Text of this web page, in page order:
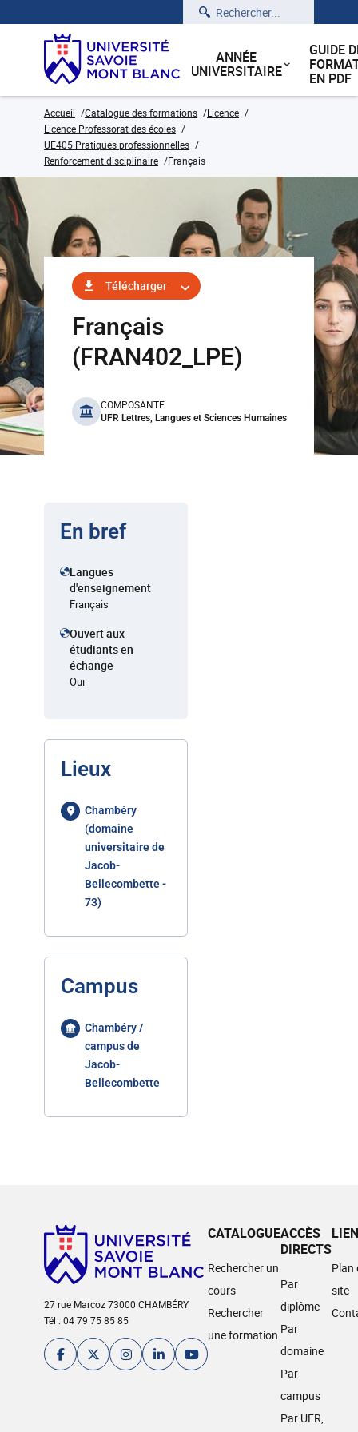
Rechercher
ANNÉE
UNIVERSITAIRE
GUIDE
EN PDF
Accueil Catalogue des formations
Licence
Licence Professorat des écoles
UE405 Pratiques professionnelles
Renforcement disciplinaire
Français
Télécharger
Français
(FRAN402_LPE)
benefits
COMPOSANTE
UFR Lettres, Langues et Sciences Humaines
En bref
Langues
d'enseignement
Français
Ouvert aux
étudiants en
échange
Oui
Lieux
Chambéry
(domaine
universitaire de
Jacob-
Bellecombette -
73)
Campus
Chambéry /
campus de
Jacob-
Bellecombette
27 rue Marcoz 73000 CHAMBÉRY
Tél : 04 79 75 85 85
CATALOGUE
Rechercher un
cours
Rechercher
une formation
ACCÈS
DIRECTS
Par
diplôme
Par
domaine
Par
campus
Par UFR,
Plan
site